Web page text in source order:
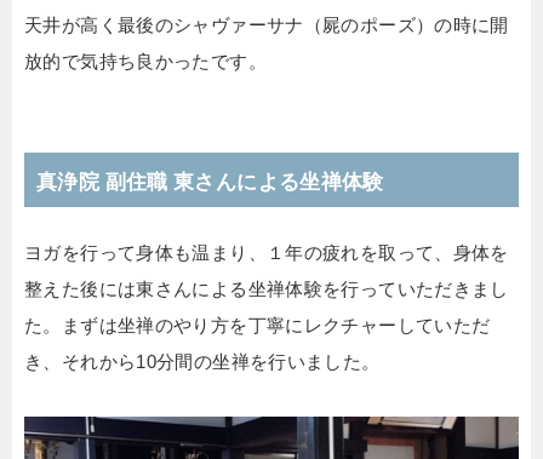
天井が高く最後のシャヴァーサナ（屍のポーズ）の時に開
放的で気持ち良かったです。
真浄院 副住職 東さんによる坐禅体験
ヨガを行って身体も温まり、１年の疲れを取って、身体を
整えた後には東さんによる坐禅体験を行っていただきまし
た。まずは坐禅のやり方を丁寧にレクチャーしていただ
き、それから10分間の坐禅を行いました。